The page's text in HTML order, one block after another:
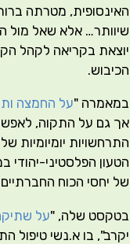
האינסופית, מטרתה
שיוותר… אלא שאל מול
הכיבוש.
במאמרה "על החמצה
אך גם על התקוה,
התרחשויות יומיומיות
הטעון הפלסטיני-
של יחסי הכוח
בטקסט שלה, "על
יקרב", בו א.נשי טיפול